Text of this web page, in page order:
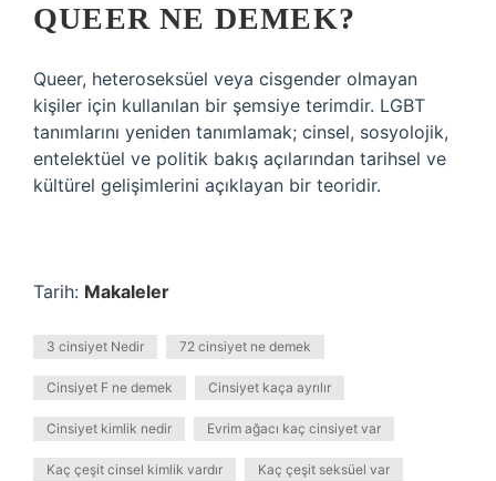
QUEER NE DEMEK?
Queer, heteroseksüel veya cisgender olmayan
kişiler için kullanılan bir şemsiye terimdir. LGBT
tanımlarını yeniden tanımlamak; cinsel, sosyolojik,
entelektüel ve politik bakış açılarından tarihsel ve
kültürel gelişimlerini açıklayan bir teoridir.
Tarih: Makaleler
3 cinsiyet Nedir 72 cinsiyet ne demek
Cinsiyet F ne demek Cinsiyet kaça ayrılır
Cinsiyet kimlik nedir Evrim ağacı kaç cinsiyet var
Kaç çeşit cinsel kimlik vardır Kaç çeşit seksüel var